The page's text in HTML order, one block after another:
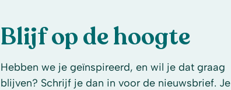
Blijf op de hoogte
Hebben we je geïnspireerd, en wil je dat graag
blijven? Schrijf je dan in voor de nieuwsbrief. Je